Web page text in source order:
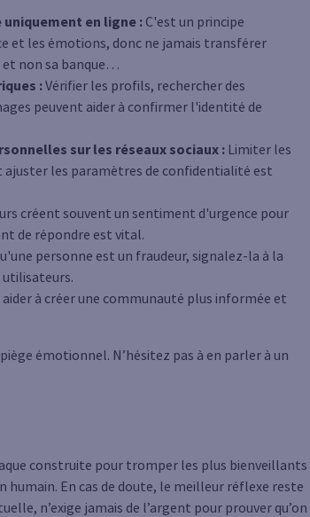
uniquement en ligne :C'est un principe
et les émotions, donc ne jamais transférer
et non sa banque…
:Vérifier les profils, rechercher des
peuvent aider à confirmer l'identité de
sur les réseaux sociaux : Limiter les
les paramètres de confidentialité est
créent souvent un sentiment d'urgence pour
de répondre est vital.
personne est un fraudeur, signalez-la à la
à créer une communauté plus informée et
émotionnel. N’hésitez pas à en parler à un
construite pour tromper les plus bienveillants
humain. En cas de doute, le meilleur réflexe reste
n’exige jamais de l’argent pour prouver qu’on